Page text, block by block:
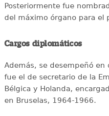
Posteriormente fue
del máximo órgano para el
Cargos diplomáticos
Además, se desempeñó
fue el de secretario de la
Bélgica y Holanda,
en Bruselas, 1964-1966.